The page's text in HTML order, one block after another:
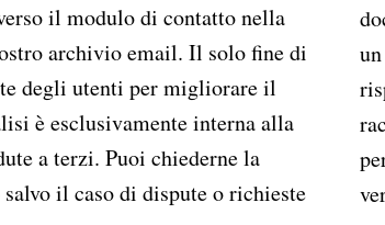
il modulo di contatto nella
archivio email. Il solo fine di
degli utenti per migliorare il
è esclusivamente interna alla
a terzi. Puoi chiederne la
il caso di dispute o richieste